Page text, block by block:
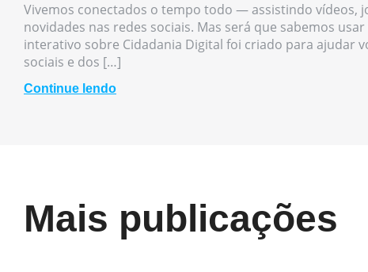
Vivemos conectados o tempo todo — assistindo vídeos,
novidades nas redes sociais. Mas será que sabemos
interativo sobre Cidadania Digital foi criado para ajudar
sociais e dos […]
Continue lendo
Mais publicações